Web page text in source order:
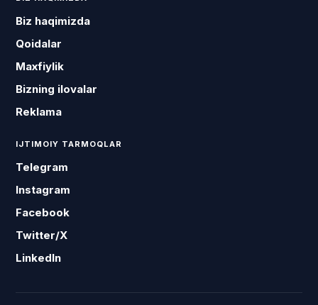
Biz haqimizda
Qoidalar
Maxfiylik
Bizning ilovalar
Reklama
IJTIMOIY TARMOQLAR
Telegram
Instagram
Facebook
Twitter/X
LinkedIn